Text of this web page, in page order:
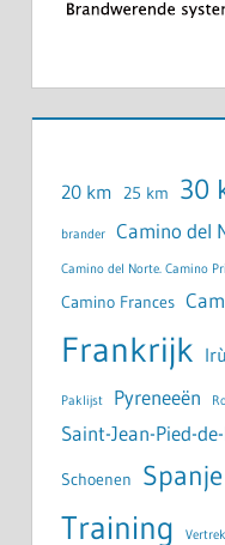
20 km 25 km 30
brander Camino del
Camino del Norte. Camino
Camino Frances
Frankrijk
Paklijst Pyreneeën
Saint-Jean-Pied-
Schoenen Spanje
Training Vertrek